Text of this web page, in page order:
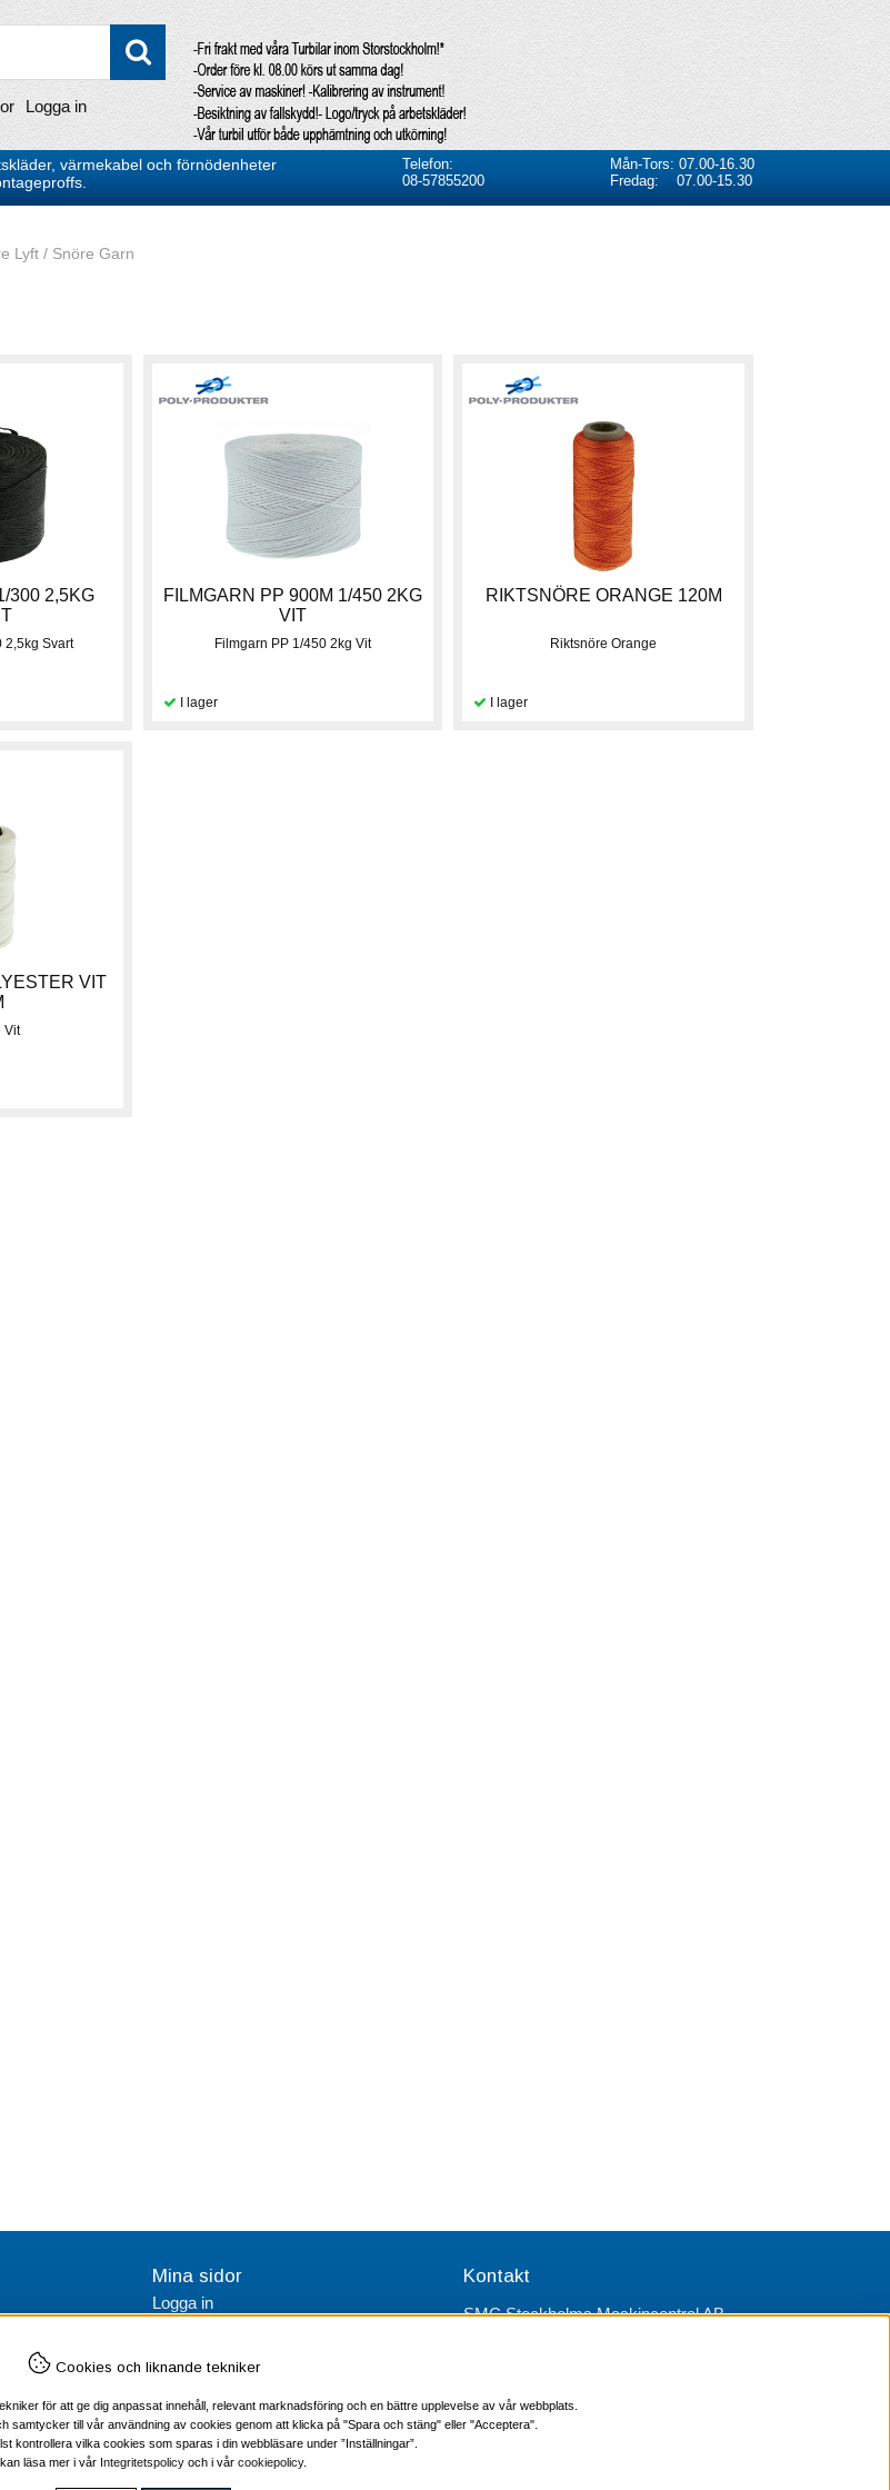
Logga in
värmekabel och förnödenheter
Telefon:
08-57855200
Mån-Tors: 07.00-16.30
Fredag: 07.00-15.30
Lyft / Snöre Garn
300 2,5KG
2,5kg Svart
FILMGARN PP 900M 1/450 2KG
VIT
Filmgarn PP 1/450 2kg Vit
RIKTSNÖRE ORANGE 120M
Riktsnöre Orange
VIT
Vit
Mina sidor
Logga in
Skapa konto
Kontakt
SMC Stockholms Maskincentral AB
Tel Värmekabel: 08-578 55 240
Cookies och liknande tekniker
för att ge dig anpassat innehåll, relevant marknadsföring och en bättre upplevelse av vår webbplats.
samtycker till vår användning av cookies genom att klicka på "Spara och stäng" eller "Acceptera".
kontrollera vilka cookies som sparas i din webbläsare under ”Inställningar”.
läsa mer i vår Integritetspolicyoch i vår cookiepolicy.